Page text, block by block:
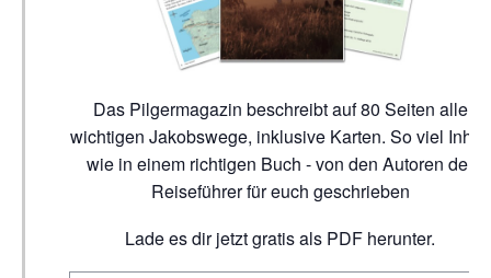
Das Pilgermagazin beschreibt auf 80 Seiten alle
wichtigen Jakobswege, inklusive Karten. So viel Inhalt
wie in einem richtigen Buch - von den Autoren der
Reiseführer für euch geschrieben
Lade es dir jetzt gratis als PDF herunter.